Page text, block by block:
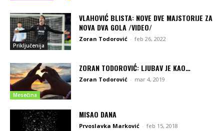
Priključenija
VLAHOVIĆ BLISTA: NOVE DVE MAJSTORIJE ZA
NOVA DVA GOLA /VIDEO/
Zoran Todorović - feb 26, 2022
Mesečina
ZORAN TODOROVIĆ: LJUBAV JE KAO…
Zoran Todorović - mar 4, 2019
MISAO DANA
Prvoslavka Marković - feb 15, 2018